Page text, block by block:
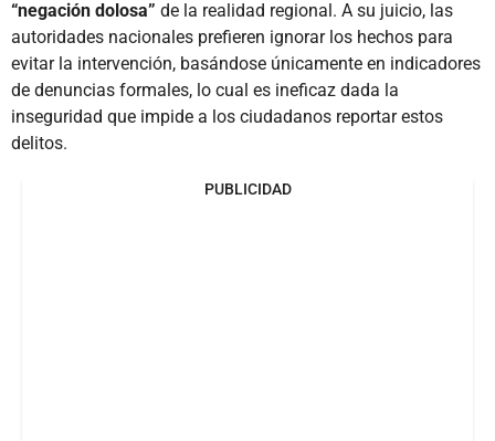
“negación dolosa” de la realidad regional. A su juicio, las
autoridades nacionales prefieren ignorar los hechos para
evitar la intervención, basándose únicamente en indicadores
de denuncias formales, lo cual es ineficaz dada la
inseguridad que impide a los ciudadanos reportar estos
delitos.
PUBLICIDAD